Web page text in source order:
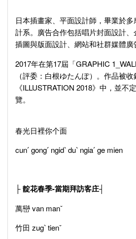
日本插畫家、平面設計師，畢業於
計系。廣告合作包括唱片封面設計
插圖與版面設計、網站和社群媒體廣
2017年在第17屆「GRAPHIC
（評委：白根ゆたんぽ）。作品被
《ILLUSTRATION 2018》中，並不
覽。
春光日裡你个面
cunˊ gongˊ ngidˋ duˋ ngiaˊ ge mien
├ 靛花春季-當期拜訪客庄┤
萬巒van manˇ
竹田 zugˋ tienˇ